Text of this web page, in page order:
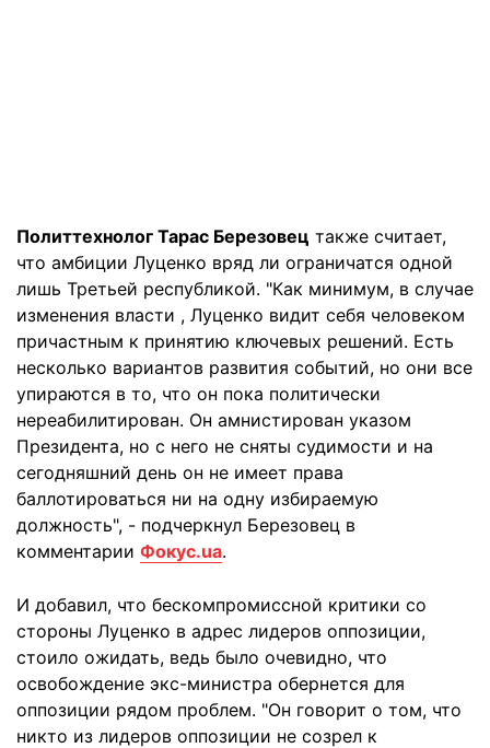
Политтехнолог Тарас Березовец также считает,
что амбиции Луценко вряд ли ограничатся одной
лишь Третьей республикой. "Как минимум, в случае
изменения власти , Луценко видит себя человеком
причастным к принятию ключевых решений. Есть
несколько вариантов развития событий, но они все
упираются в то, что он пока политически
нереабилитирован. Он амнистирован указом
Президента, но с него не сняты судимости и на
сегодняшний день он не имеет права
баллотироваться ни на одну избираемую
должность", - подчеркнул Березовец в
комментарии Фокус.ua.
И добавил, что бескомпромиссной критики со
стороны Луценко в адрес лидеров оппозиции,
стоило ожидать, ведь было очевидно, что
освобождение экс-министра обернется для
оппозиции рядом проблем. "Он говорит о том, что
никто из лидеров оппозиции не созрел к